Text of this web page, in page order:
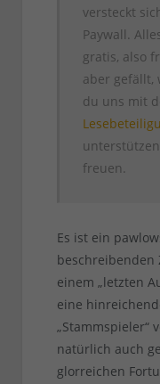
versteckt
Paywall.
gratis, also
aber gefällt,
du uns mit
freuen.
Es ist ein
beschreibenden
einem „letzten
eine
„Stammspieler“
natürlich auch
glorreichen